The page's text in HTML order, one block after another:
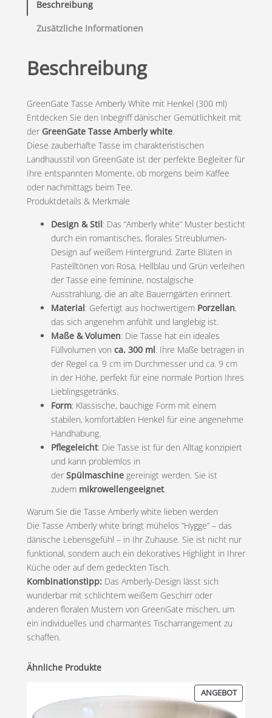
c
e
r
P
r
e
i
s
w
a
r
:
2
0
,
5
0
€
r
i
s
i
s
t
:
1
5
,
9
0
€
.
W
h
i
t
e
M
e
n
Beschreibung
Zusätzliche Informationen
Beschreibung
GreenGate Tasse Amberly White mit Henkel (300 ml)
Entdecken Sie den Inbegriff dänischer Gemütlichkeit mit
der GreenGate Tasse Amberly white.
Diese zauberhafte Tasse im charakteristischen
Landhausstil von GreenGate ist der perfekte Begleiter für
Ihre entspannten Momente, ob morgens beim Kaffee
oder nachmittags beim Tee.
Produktdetails & Merkmale
Design & Stil: Das “Amberly white” Muster besticht
durch ein romantisches, florales Streublumen-
Design auf weißem Hintergrund. Zarte Blüten in
Pastelltönen von Rosa, Hellblau und Grün verleihen
der Tasse eine feminine, nostalgische
Ausstrahlung, die an alte Bauerngärten erinnert.
Material: Gefertigt aus hochwertigem Porzellan,
das sich angenehm anfühlt und langlebig ist.
Maße & Volumen: Die Tasse hat ein ideales
Füllvolumen von ca. 300 ml. Ihre Maße betragen in
der Regel ca. 9 cm im Durchmesser und ca. 9 cm
in der Höhe, perfekt für eine normale Portion Ihres
Lieblingsgetränks.
Form: Klassische, bauchige Form mit einem
stabilen, komfortablen Henkel für eine angenehme
Handhabung.
Pflegeleicht: Die Tasse ist für den Alltag konzipiert
und kann problemlos in
der Spülmaschinegereinigt werden. Sie ist
zudem mikrowellengeeignet.
Warum Sie die Tasse Amberly white lieben werden
Die Tasse Amberly white bringt mühelos “Hygge” – das
dänische Lebensgefühl – in Ihr Zuhause. Sie ist nicht nur
funktional, sondern auch ein dekoratives Highlight in Ihrer
Küche oder auf dem gedeckten Tisch.
Kombinationstipp:Das Amberly-Design lässt sich
wunderbar mit schlichtem weißem Geschirr oder
anderen floralen Mustern von GreenGate mischen, um
ein individuelles und charmantes Tischarrangement zu
schaffen.
Ähnliche Produkte
ANGEBOTPRODUKT
IM